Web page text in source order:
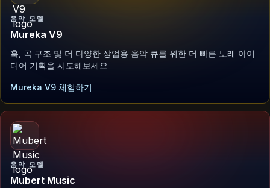
음악 모델
Mureka V9
훅, 곡 구조 및 더 다양한 상업용 음악 큐를 위한 더 빠른 노래 아이
디어 기획을 시도해보세요
Mureka V9 체험하기
음악 모델
Mubert Music